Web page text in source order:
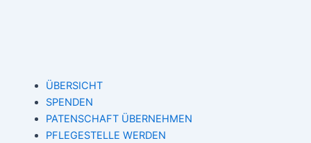
ÜBERSICHT
SPENDEN
PATENSCHAFT ÜBERNEHMEN
PFLEGESTELLE WERDEN